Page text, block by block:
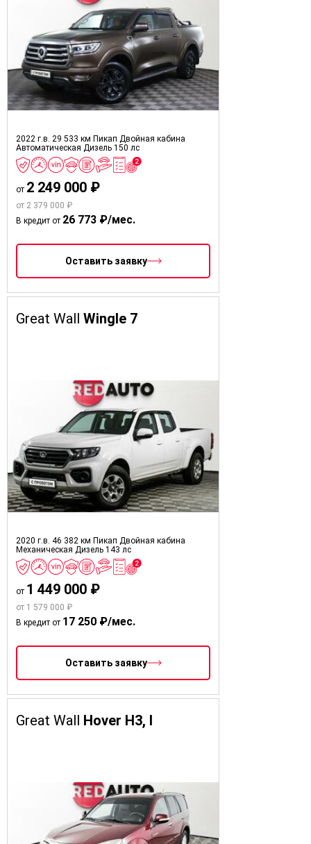
2022 г.в. 29 533 км Пикап Двойная кабина
Автоматическая Дизель 150 лс
от 2 249 000 ₽
от 2 379 000 ₽
В кредит от 26 773 ₽/мес.
Оставить заявку
Great Wall Wingle 7
2020 г.в. 46 382 км Пикап Двойная кабина
Механическая Дизель 143 лс
от 1 449 000 ₽
от 1 579 000 ₽
В кредит от 17 250 ₽/мес.
Оставить заявку
Great Wall Hover H3, I